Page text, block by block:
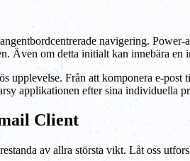
navigering.
Även om detta initialt kan innebära
upplevelse. Från att komponera e-
applikationen efter sina individuella
Client
av allra största vikt. Låt oss